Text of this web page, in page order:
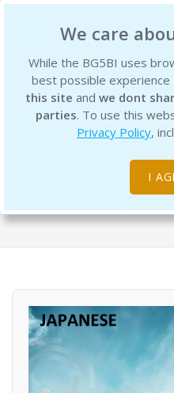
We care
While the BG5BI uses
best possible experience
this site and we dont
parties. To use this
Privacy Policy,
I
BG5 Business Institute
感情的知性の
(Emotional